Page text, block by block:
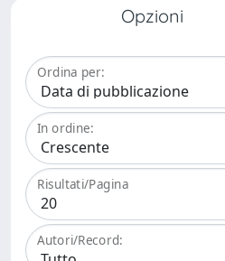
Opzioni
Ordina per:
In ordine:
Risultati/Pagina
Autori/Record: